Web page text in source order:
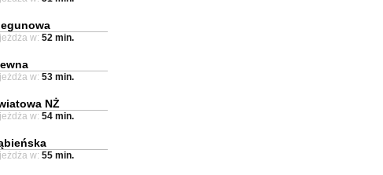
w: 52 min.
w: 53 min.
NŻ
w: 54 min.
w: 55 min.